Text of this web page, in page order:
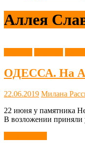
Аллея
ОДЕССА. На
22.06.2019 Милана
22 июня у памятника
В возложении приняли